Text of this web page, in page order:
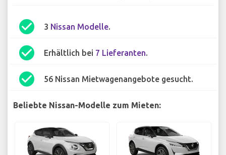
check_circle 3 Nissan Modelle.
check_circle Erhältlich bei 7 Lieferanten.
check_circle 56 Nissan Mietwagenangebote gesucht.
Beliebte Nissan-Modelle zum Mieten: